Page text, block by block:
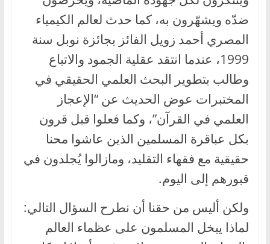
ضدّه ويشهّرون به، كما حدث لعالم الكيمياء
المصري أحمد زويل الفائز بجائزة نوبل سنة
1999، عندما انتقد عقلية الجمود والاتباع
وطالب بتطوير البحث العلمي الحقيقي في
المختبرات عوض الحديث عن “الإعجاز
العلمي في القرآن”، وكما فعلوا قبل قرون
بكل عباقرة المسلمين الذين عاشوا محنا
حقيقية مع فقهاء التقليد، ومازالوا يُجلدون في
قبورهم إلى اليوم.
ولكن أليس من حقنا أن نطرح السؤال التالي:
لماذا يبخل المسلمون على عظماء العالم